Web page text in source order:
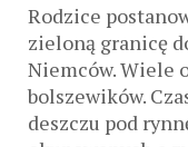
Rodzice
zieloną granicę
Niemców. Wiele
bolszewików.
deszczu pod